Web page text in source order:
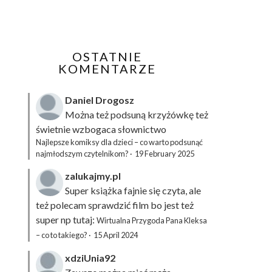
OSTATNIE
KOMENTARZE
Daniel Drogosz
Można też podsuną krzyżówkęteż
świetnie wzbogaca słownictwo
Najlepsze komiksy dla dzieci – co warto podsunąć
najmłodszym czytelnikom? · 19 February 2025
zalukajmy.pl
Super książka fajnie się czyta, ale
też polecam sprawdzić film bo jest też
super np tutaj: Wirtualna Przygoda Pana Kleksa
– co to takiego? · 15 April 2024
xdziUnia92